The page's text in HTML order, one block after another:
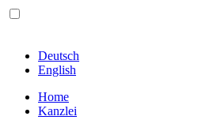
Deutsch
English
Home
Kanzlei